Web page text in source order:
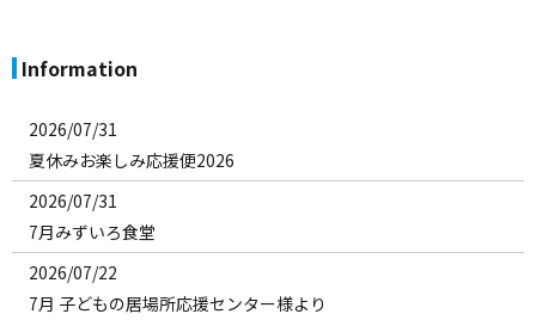
Information
2026/07/31
夏休みお楽しみ応援便2026
2026/07/31
7月みずいろ食堂
2026/07/22
7月 子どもの居場所応援センター様より